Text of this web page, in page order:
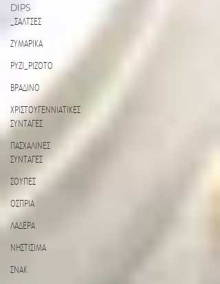
DIPS
_ΣΑΛΤΣΕΣ
ΖΥΜΑΡΙΚΑ
ΡΥΖΙ_ΡΙΖΟΤΟ
ΒΡΑΔΙΝΟ
ΧΡΙΣΤΟΥΓΕΝΝΙΑΤΙΚΕΣ
ΣΥΝΤΑΓΕΣ
ΠΑΣΧΑΛΙΝΕΣ
ΣΥΝΤΑΓΕΣ
ΣΟΥΠΕΣ
ΟΣΠΡΙΑ
ΛΑΔΕΡΑ
ΝΗΣΤΙΣΙΜΑ
ΣΝΑΚ